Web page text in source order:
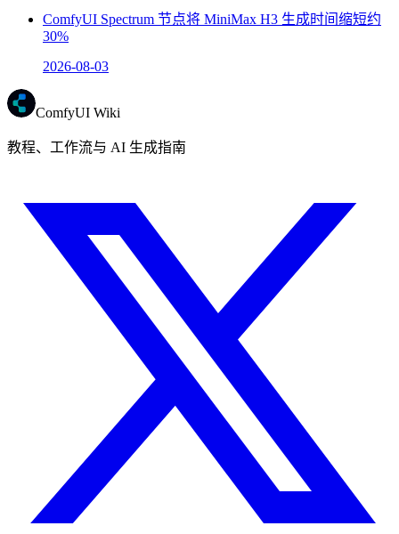
ComfyUI Spectrum 节点将 MiniMax H3 生成时间缩短约
30%
2026-08-03
ComfyUI Wiki
教程、工作流与 AI 生成指南